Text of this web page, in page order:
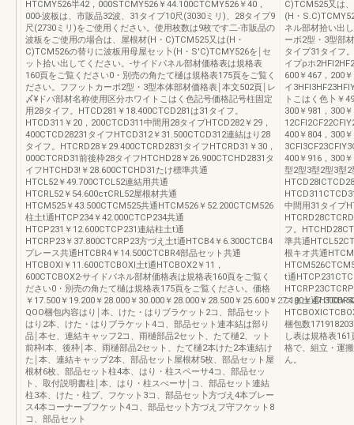
HTCMY526半42，000STCMY526￥44.100CTCMY526￥40，
000-波板は、市販品32波、31タイプ10尺(3030ミリ)、28タイプ9
尺(2730ミリ)をご使用ください。使用枚数は9枚です二-市販品の
波板をご使用の場合は、屋根材(H・C)TCM525又は(H・
C)TCM526の替りに波板用母屋セッ卜(H・S'C)TCMY526を￨セ
ッ卜拾い出してください。-サイドパネル部材価格表は規格表
160頁をご覧ください0・別売の角たて樋は規格表175頁をご覧く
ださい。フフットカーボ2型・3型本体部材価格表￨本文502頁￨レ
〆¥ドパ部材名称使用区分ホワイトこはく色記号価格記号柱固定
用28タイフ。HTCD281￥18.400CTCD281は31タイフ。
HTCD311￥20，200CTCD311中間用28タイプHTCD282￥29，
400CTCD28231タイフHTCD312￥31.500CTCD312連結はり28
タイフ。HTCRD28￥29.400CTCRD2831タイフHTCRD31￥30，
000CTCRD31前後枠28タイフHTCHD28￥26.900CTCHD2831タ
イフHTCHD3!￥28.600CTCHD31たけ標準共通
HTCL52￥49.700CTCL52連結用共通
HTCRL52￥54.600cτCRL52屋根材共通
HTCM525￥43.500CTCM525共通HTCM526￥52.200CTCM526
柱土t通HTCP234￥42.000CTCP234共通
HTCP231￥12.600CTCP231連結柱土t通
HTCRP23￥37.800CTCRP23方づえ土t通HTCB4￥6.300CTCB4
プレース共通HTCBR4￥14.500CTCBR4部品セット共通
HTCBOXI￥11.600CTCBOXI土t通HTCBOX2￥11，
600CTCBOX2-サイドパネル部材価格表は規格表160頁をご覧く
ださい0・別売の角たて樋は規格表175頁をご覧ください。価格
￥17.500￥19.200￥28.000￥30.000￥28.000￥28.500￥25.600￥27.100￥47.300
QOO梱包内容はり￨本、けた・はりブラケット2コ、部品セット
はり2本、けた・はりブラケット4コ、部品セット連本結は部り
品￨本セ、連結キャッフ2コ、雨樋部品2セッ卜、たて樋2、ット
前枠l本、後枠￨本、雨樋部品2セット、たて樋2本けた2本連結け
た￨本、連結キャップ2本、部品セット屋根材5枚、部品セット屋
根材6枚、部品セット柱4本、はり・柱スペーサ4コ、部品セッ
ト、取付説明書柱￨本、はり・柱スぺーサ￨コ、部品セット連結
柱3本、けた・柱ブ、フケット3コ、部品セッ卜方づえ4本ブレー
ス4本コーナーブフケッ卜4コ、部品セッ卜方づえフ守フケット8
コ、部品セット
C)TCM525又は
(H・
ネル部材拾い出
ーボ2型・3型部
タイプ31タイフ
イプρホ
600￥467，200
イ
トこはく色卜￥
300￥981，300
400￥804，300
400￥916，300
型2型3型2型3型
中間用31タイプ
フ。
準共通
根キオ共通
t通
スま土通
梱包数
し表は規格表
格で、組立・運
ん。